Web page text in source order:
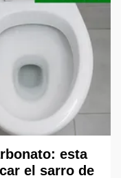
esta
el sarro de